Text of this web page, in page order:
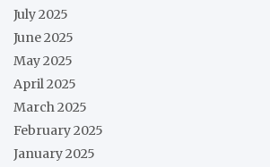
July 2025
June 2025
May 2025
April 2025
March 2025
February 2025
January 2025